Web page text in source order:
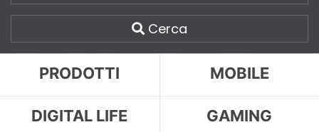
Cerca
PRODOTTI MOBILE
DIGITAL LIFE GAMING